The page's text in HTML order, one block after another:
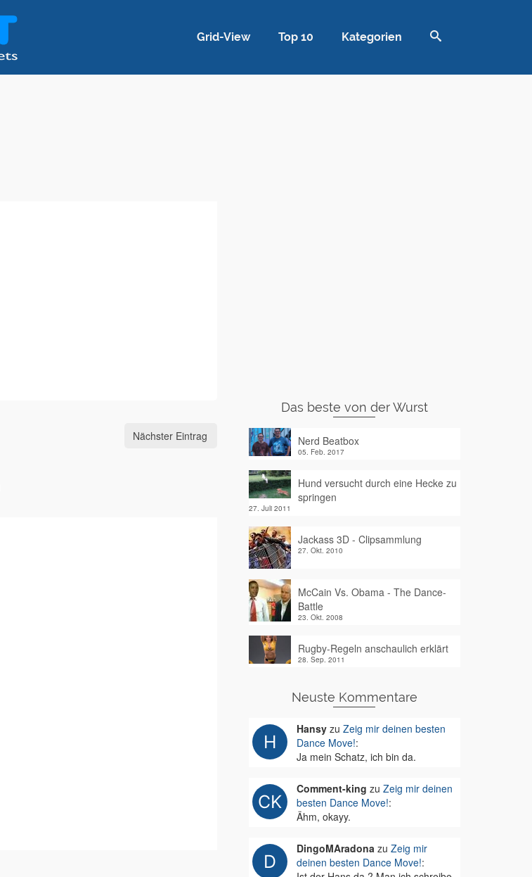
Grid-View Top 10 Kategorien
Nächster Eintrag
Das beste von der Wurst
Nerd Beatbox
05. Feb. 2017
Hund versucht durch eine Hecke zu
springen
27. Juli 2011
Jackass 3D - Clipsammlung
27. Okt. 2010
McCain Vs. Obama - The Dance-
Battle
23. Okt. 2008
Rugby-Regeln anschaulich erklärt
28. Sep. 2011
Neuste Kommentare
Hansyzu Zeig mir deinen besten
Dance Move!:
Ja mein Schatz, ich bin da.
Comment-king zu Zeig mir deinen
besten Dance Move!:
Ähm, okayy.
DingoMAradonazu Zeig mir
deinen besten Dance Move!: